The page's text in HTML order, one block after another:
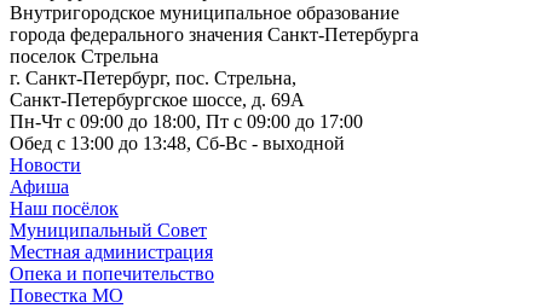
Внутригородское муниципальное образование
города федерального значения Санкт-Петербурга
поселок Стрельна
г. Санкт-Петербург, пос. Стрельна,
Санкт-Петербургское шоссе, д. 69А
Пн-Чт с 09:00 до 18:00, Пт с 09:00 до 17:00
Обед с 13:00 до 13:48, Сб-Вс - выходной
Новости
Афиша
Наш посёлок
Муниципальный Совет
Местная администрация
Опека и попечительство
Повестка МО